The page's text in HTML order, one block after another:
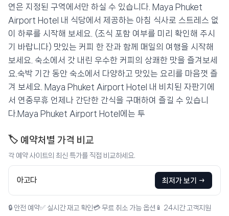
연은 지정된 구역에서만 하실 수 있습니다. Maya Phuket
Airport Hotel 내 식당에서 제공하는 아침 식사로 스트레스 없
이 하루를 시작해 보세요. (조식 포함 여부를 미리 확인해 주시
기 바랍니다) 맛있는 커피 한 잔과 함께 매일의 여행을 시작해
보세요. 숙소에서 갓 내린 우수한 커피의 상쾌한 맛을 즐겨보세
요.숙박 기간 동안 숙소에서 다양하고 맛있는 요리를 마음껏 즐
겨 보세요. Maya Phuket Airport Hotel 내 비치된 자판기에
서 연중무휴 언제나 간단한 간식을 구매하여 즐길 수 있습니
다.Maya Phuket Airport Hotel에는 투
🏷️ 예약처별 가격 비교
각 예약 사이트의 최신 특가를 직접 비교하세요.
아고다 최저가 보기 →
🔒 안전 예약✅ 실시간 재고 확인 💳 무료 취소 가능 옵션 📱 24시간 고객지원